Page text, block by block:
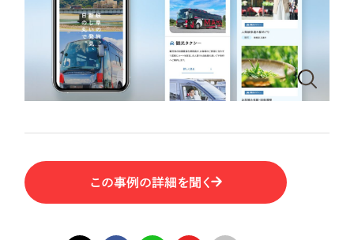
お客様インタビュー
ホワイト・白色
ベージュ・茶色
レッド・赤色
この事例の詳細を聞く